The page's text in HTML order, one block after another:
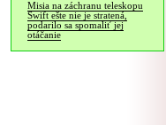
Misia na záchranu teleskopu
Swift ešte nie je stratená,
podarilo sa spomaliť jej
otáčanie